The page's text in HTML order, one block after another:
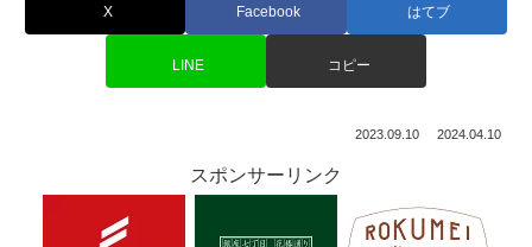
X Facebook はてブ
LINE コピー
2023.09.10 2024.04.10
スポンサーリンク